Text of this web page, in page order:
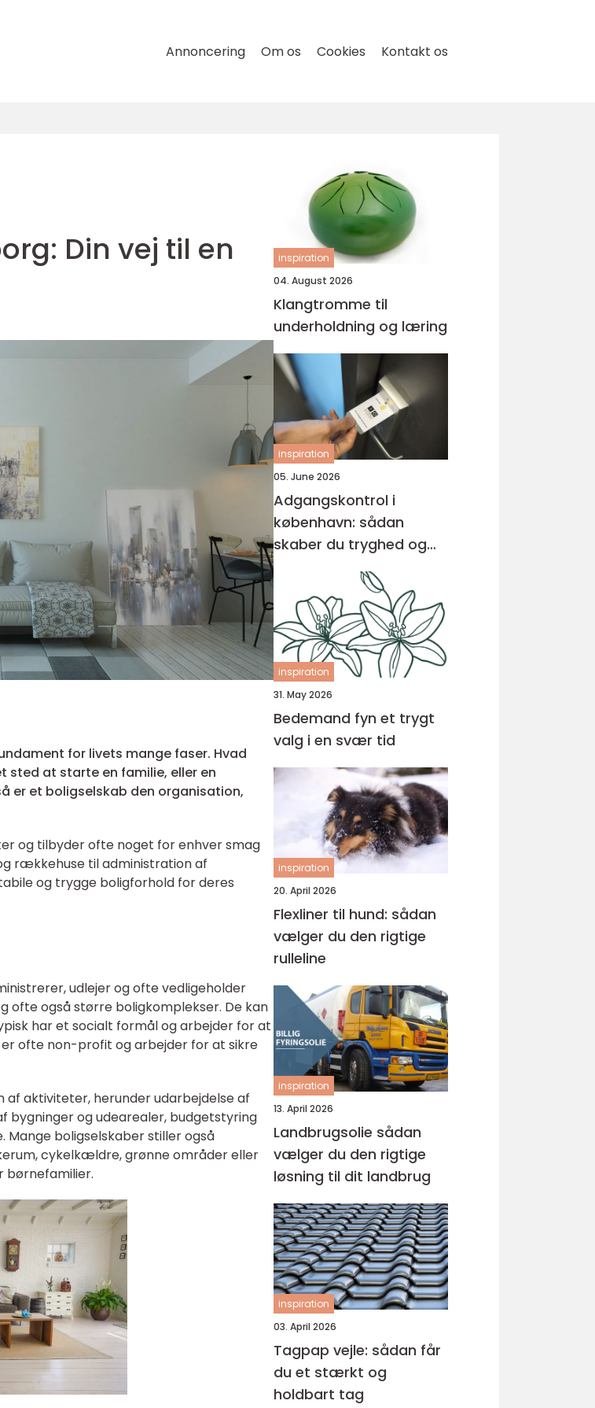
Annoncering Om os Cookies Kontakt os
Din vej til en
for livets mange faser. Hvad
sted at starte en familie, eller en
er et boligselskab den organisation,
og tilbyder ofte noget for enhver smag
rækkehuse til administration af
og trygge boligforhold for deres
udlejer og ofte vedligeholder
ofte også større boligkomplekser. De kan
har et socialt formål og arbejder for at
ofte non-profit og arbejder for at sikre
aktiviteter, herunder udarbejdelse af
bygninger og udearealer, budgetstyring
boligselskaber stiller også
cykelkældre, grønne områder eller
inspiration
04. August 2026
Klangtromme til
underholdning og læring
inspiration
05. June 2026
Adgangskontrol i
københavn: sådan
skaber du tryghed og
inspiration
31. May 2026
Bedemand fyn et trygt
valg i en svær tid
inspiration
20. April 2026
Flexliner til hund: sådan
vælger du den rigtige
rulleline
inspiration
13. April 2026
Landbrugsolie sådan
vælger du den rigtige
løsning til dit landbrug
inspiration
03. April 2026
Tagpap vejle: sådan får
du et stærkt og
holdbart tag